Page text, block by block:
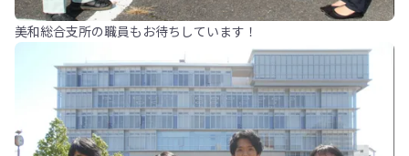
美和総合支所の職員もお待ちしています！